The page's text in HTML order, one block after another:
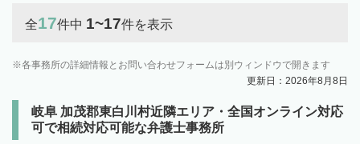
全17件中 1~17件を表示
各事務所の詳細情報とお問い合わせフォームは別ウィンドウで開きます
更新日：2026年8月8日
岐阜 加茂郡東白川村近隣エリア・全国オンライン対応
可で相続対応可能な弁護士事務所